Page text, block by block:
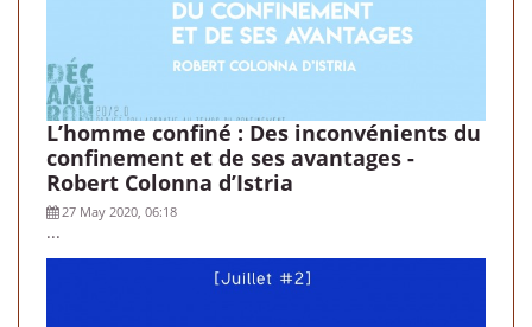
L’homme confiné : Des inconvénients du
confinement et de ses avantages -
Robert Colonna d’Istria
27 May 2020, 06:18
...